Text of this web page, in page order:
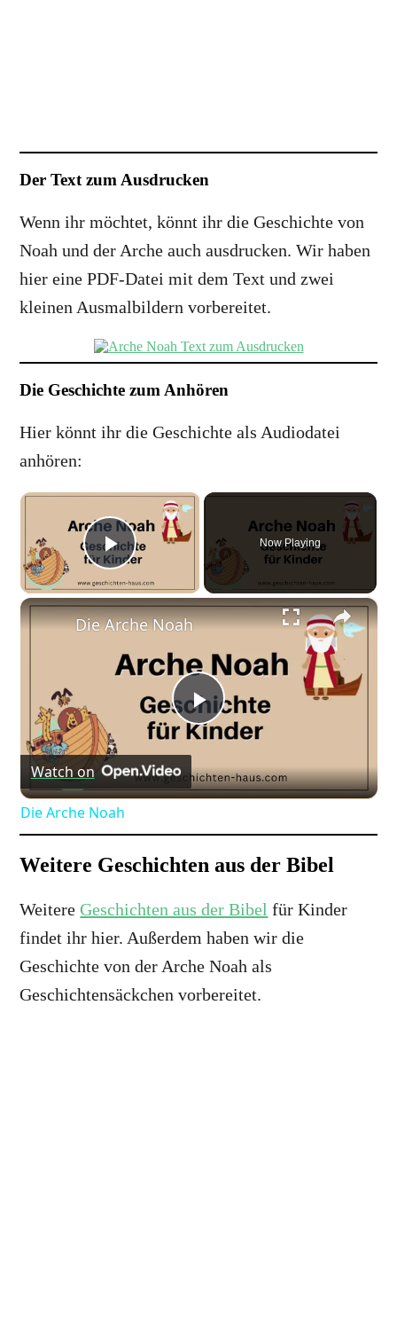
Der Text zum Ausdrucken
Wenn ihr möchtet, könnt ihr die Geschichte von
Noah und der Arche auch ausdrucken. Wir haben
hier eine PDF-Datei mit dem Text und zwei
kleinen Ausmalbildern vorbereitet.
Die Geschichte zum Anhören
Hier könnt ihr die Geschichte als Audiodatei
anhören:
×
Play Video
Now Playing
×
Play
Video
Die Arche Noah
Watch on
Die Arche Noah
Weitere Geschichten aus der Bibel
WeitereGeschichten aus der Bibel für Kinder
findet ihr hier. Außerdem haben wir die
Geschichte von der Arche Noah als
Geschichtensäckchen vorbereitet.